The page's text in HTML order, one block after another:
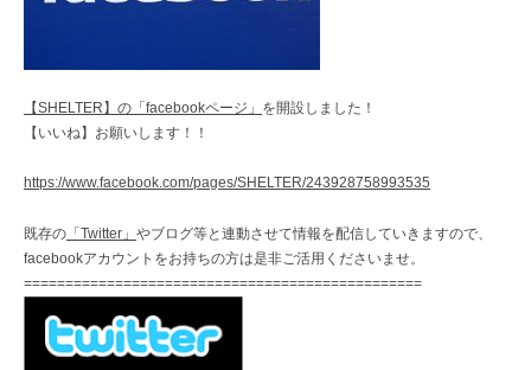
【SHELTER】の「facebookページ」 を開設しました！
【いいね】お願いします！！
https://www.facebook.com/pages/SHELTER/243928758993535
既存の 「Twitter」 やブログ等と連動させて情報を配信していきますので、
facebookアカウントをお持ちの方は是非ご活用くださいませ。
================================================